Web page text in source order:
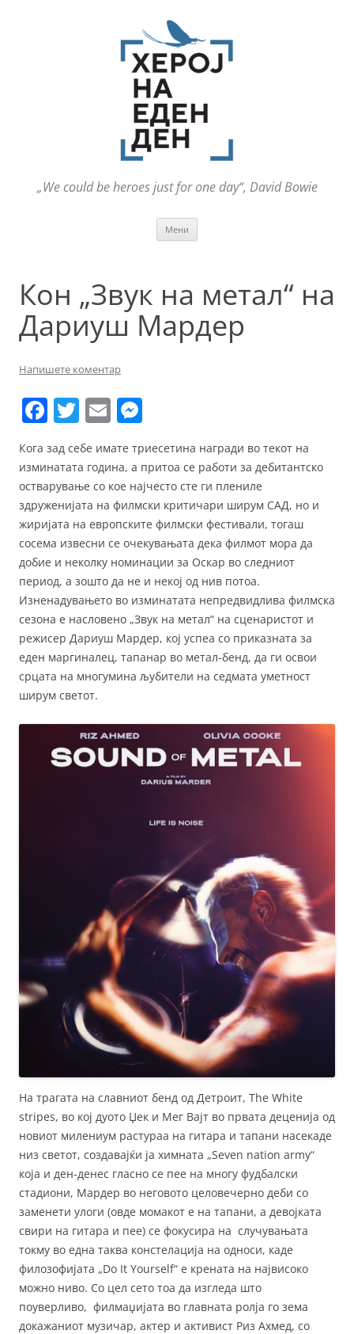
„We could be heroes just for one day“, David Bowie
Мени
Кон „Звук на метал“ на
Дариуш Мардер
Напишете коментар
F
c
e
b
o
o
k
T
w
itt
er
E
ai
l
ss
e
n
g
er
Кога зад себе имате триесетина награди во текот на
изминатата година, а притоа се работи за дебитантско
остварување со кое најчесто сте ги плениле
здруженијата на филмски критичари ширум САД, но и
жиријата на европските филмски фестивали, тогаш
сосема извесни се очекувањата дека филмот мора да
добие и неколку номинации за Оскар во следниот
период, а зошто да не и некој од нив потоа.
Изненадувањето во изминатата непредвидлива филмска
сезона е насловено „Звук на метал“ на сценаристот и
режисер Дариуш Мардер, кој успеа со приказната за
еден маргиналец, тапанар во метал-бенд, да ги освои
срцата на многумина љубители на седмата уметност
ширум светот.
На трагата на славниот бенд од Детроит, The White
stripes, во кој дуото Џек и Мег Вајт во првата деценија од
новиот милениум растураа на гитара и тапани насекаде
низ светот, создавајќи ја химната „Seven nation army“
која и ден-денес гласно се пее на многу фудбалски
стадиони, Мардер во неговото целовечерно деби со
заменети улоги (овде момакот е на тапани, а девојката
свири на гитара и пее) се фокусира на случувањата
токму во една таква констелација на односи, каде
филозофијата „Do It Yourself“ е крената на највисоко
можно ниво. Со цел сето тоа да изгледа што
поуверливо, филмаџијата во главната ролја го зема
докажаниот музичар, актер и активист Риз Ахмед, со